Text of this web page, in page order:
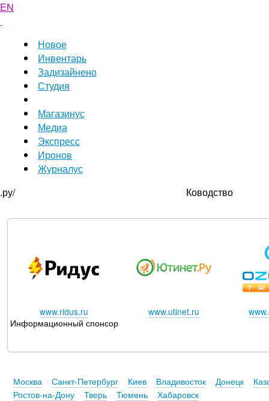
EN
Новое
Инвентарь
Задизайнено
Студия
Магазинус
Медиа
Экспресс
Иронов
Журналус
.ру/
Ководство
www.ridus.ru
Информационный спонсор
www.utinet.ru
Москва Санкт-Петербург Киев Владивосток Донецк
Ростов-на-Дону
Тверь Тюмень Хабаровск